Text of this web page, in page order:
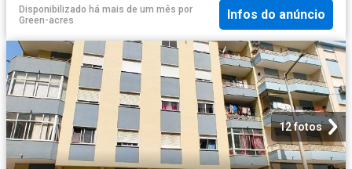
Disponibilizado há mais de um mês por
Green-acres
Infos do anúncio
12 fotos